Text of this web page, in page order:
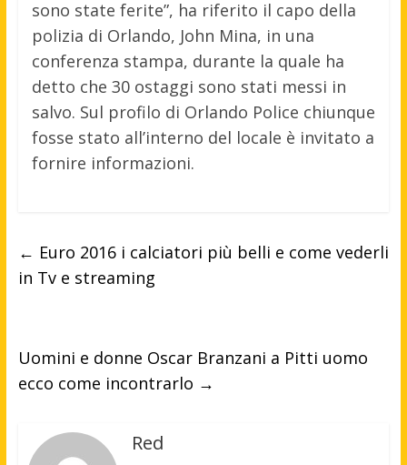
sono state ferite”, ha riferito il capo della
polizia di Orlando, John Mina, in una
conferenza stampa, durante la quale ha
detto che 30 ostaggi sono stati messi in
salvo. Sul profilo di Orlando Police chiunque
fosse stato all’interno del locale è invitato a
fornire informazioni.
← Euro 2016 i calciatori più belli e come vederli
in Tv e streaming
Uomini e donne Oscar Branzani a Pitti uomo
ecco come incontrarlo →
Red